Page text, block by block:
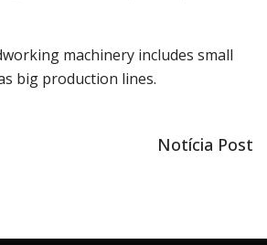
machinery includes small
big production lines.
Próxima
Notícia Post